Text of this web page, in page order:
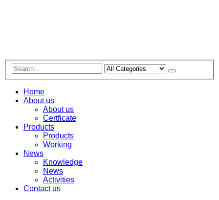
Home
About us
About us
Certficate
Products
Products
Working
News
Knowledge
News
Activities
Contact us